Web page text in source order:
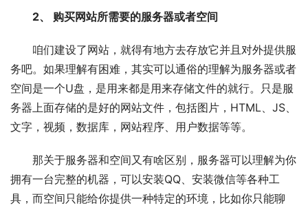
2、 购买网站所需要的服务器或者空间
咱们建设了网站，就得有地方去存放它并且对外提供服
务吧。如果理解有困难，其实可以通俗的理解为服务器或者
空间是一个U盘，是用来都是用来存储文件的就行。只是服
务器上面存储的是好的网站文件，包括图片，HTML、JS、
文字，视频，数据库，网站程序、用户数据等等。
那关于服务器和空间又有啥区别，服务器可以理解为你
拥有一台完整的机器，可以安装QQ、安装微信等各种工
具，而空间只能给你提供一种特定的环境，比如你只能聊